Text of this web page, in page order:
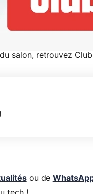
salon, retrouvez
ou de
tech !